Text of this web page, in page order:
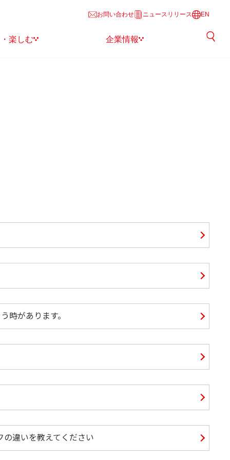
お問い合わせ ニュースリリース EN
楽しむ 企業情報
時があります。
の違いを教えてください